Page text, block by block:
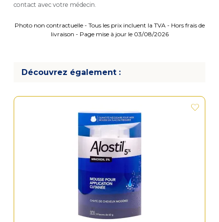
contact avec votre médecin.
Photo non contractuelle - Tous les prix incluent la TVA - Hors frais de
livraison - Page mise à jour le 03/08/2026
Découvrez également :